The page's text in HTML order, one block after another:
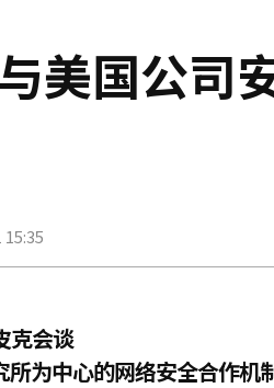
美国公司
克会谈
为中心的网络安全合作机